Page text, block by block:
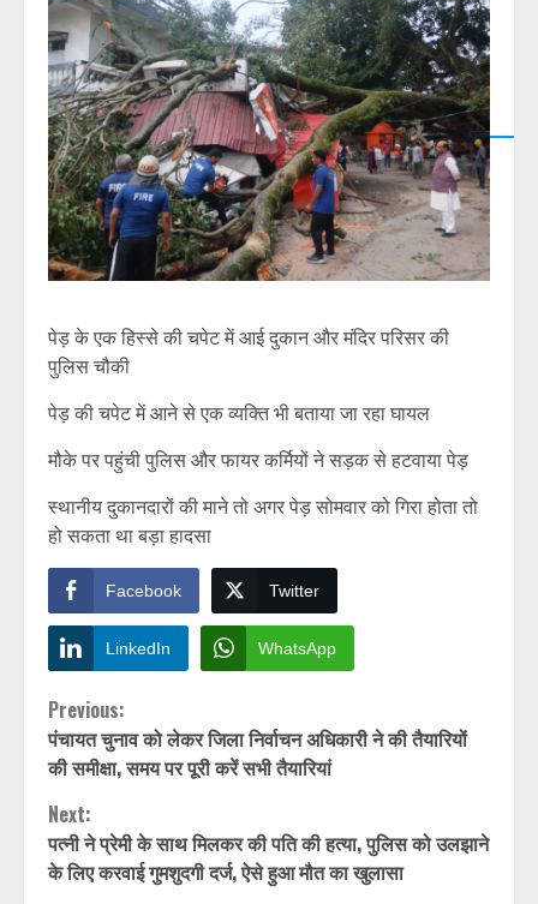
पेड़ के एक हिस्से की चपेट में आई दुकान और मंदिर परिसर की
पुलिस चौकी
पेड़ की चपेट में आने से एक व्यक्ति भी बताया जा रहा घायल
मौके पर पहुंची पुलिस और फायर कर्मियों ने सड़क से हटवाया पेड़
स्थानीय दुकानदारों की माने तो अगर पेड़ सोमवार को गिरा होता तो
हो सकता था बड़ा हादसा
Facebook Twitter
LinkedIn WhatsApp
Continue
Reading
Previous:
पंचायत चुनाव को लेकर जिला निर्वाचन अधिकारी ने की तैयारियों
की समीक्षा, समय पर पूरी करें सभी तैयारियां
Next:
पत्नी ने प्रेमी के साथ मिलकर की पति की हत्या, पुलिस को उलझाने
के लिए करवाई गुमशुदगी दर्ज, ऐसे हुआ मौत का खुलासा